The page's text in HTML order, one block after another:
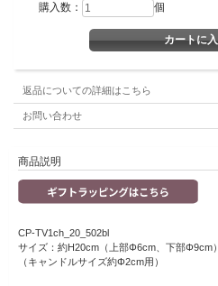
購入数： 個
返品についての詳細はこちら
お問い合わせ
商品説明
CP-TV1ch_20_502bl
サイズ：約H20cm（上部Φ6cm、下部Φ9cm）
（キャンドルサイズ約Φ2cm用）